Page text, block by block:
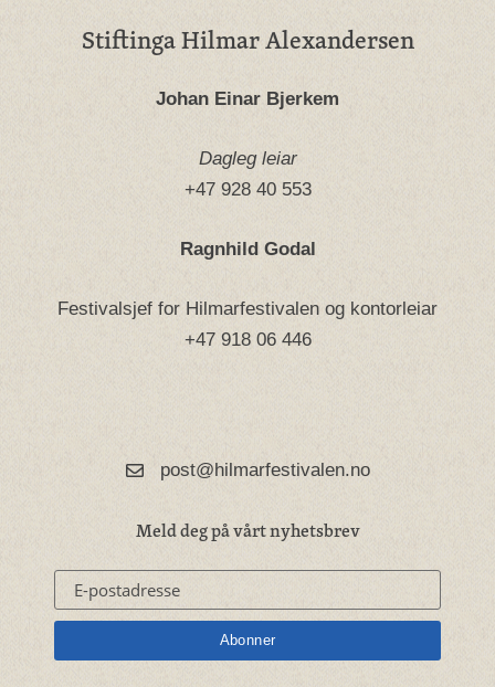
Stiftinga Hilmar Alexandersen
Johan Einar Bjerkem
Dagleg leiar
+47 928 40 553
Ragnhild Godal
Festivalsjef for Hilmarfestivalen og kontorleiar
+47 918 06 446
post@hilmarfestivalen.no
Meld deg på vårt nyhetsbrev